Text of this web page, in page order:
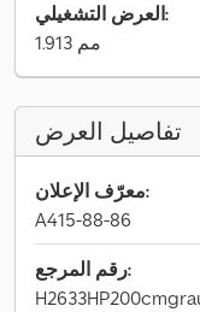
العرض التشغيلي:
1.913 مم
تفاصيل العرض
معرّف الإعلان:
A415-88-86
رقم المرجع: